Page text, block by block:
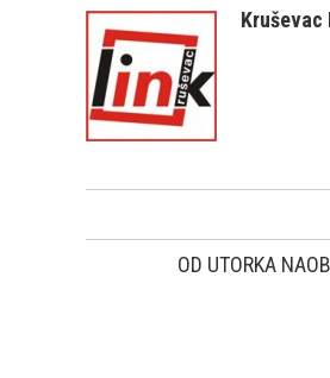
Kruševac
OD UTORKA